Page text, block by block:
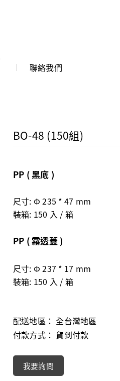
聯絡我們
BO-48 (150組)
PP ( 黑底 )
尺寸: Φ 235 * 47 mm
裝箱: 150 入 / 箱
PP ( 霧透蓋 )
尺寸: Φ 237 * 17 mm
裝箱: 150 入 / 箱
配送地區：全台灣地區
付款方式： 貨到付款
我要詢問